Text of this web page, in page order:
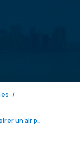
Pollution de l’air à New York, le défi de respirer un air pur